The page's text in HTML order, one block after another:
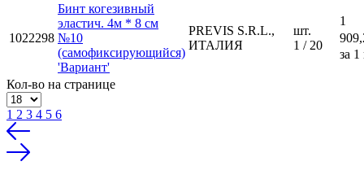
1022298
Бинт когезивный
эластич. 4м * 8 см
№10
(самофиксирующийся)
'Вариант'
PREVIS S.R.L.,
ИТАЛИЯ
шт.
1 / 20
1
за
Кол-во на странице
1 2 3 4 5 6